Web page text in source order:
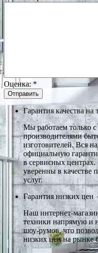
Оценка:*
Гарантия качества на
Мы работаем только
производителями
изготовителей. Вся
официальную
в сервисных
уверенны в качестве
услуг.
Гарантия низких цен
Наш интернет-
техники напрямую и
шоу-румов, что
низких цен на рынке